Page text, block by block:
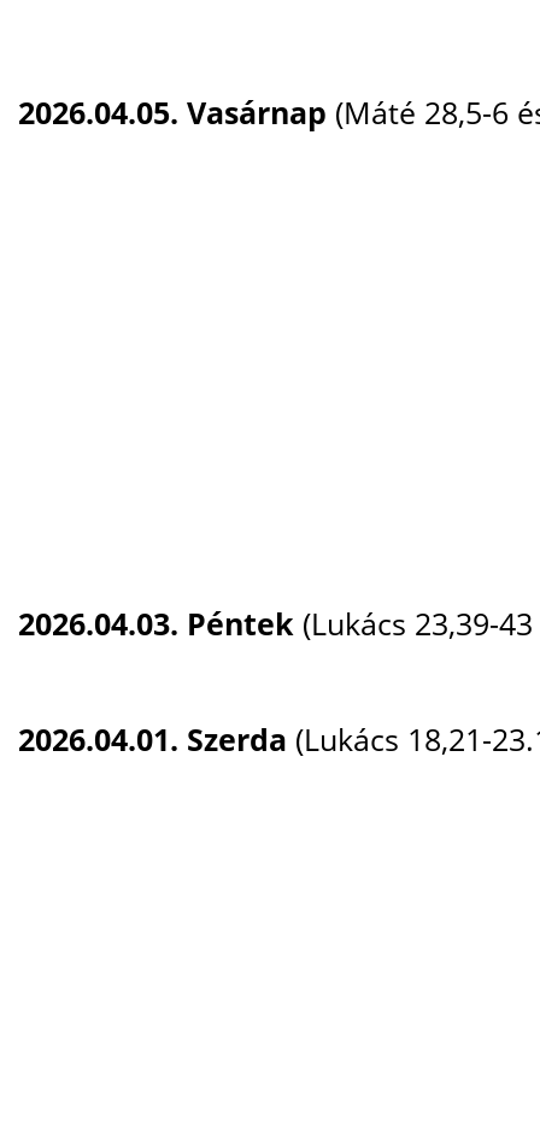
2026.04.05. Vasárnap (Máté 28,5-6
2026.04.03. Péntek (Lukács 23,39-
2026.04.01. Szerda (Lukács 18,21-